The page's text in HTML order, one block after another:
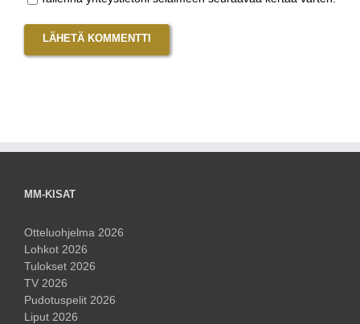
MM-KISAT
Otteluohjelma 2026
Lohkot 2026
Tulokset 2026
TV 2026
Pudotuspelit 2026
Liput 2026